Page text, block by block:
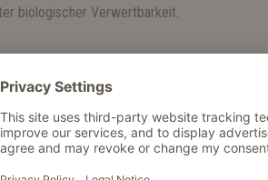
biologischer Verwertbarkeit.
%, Feuchtigkeit 84,5 %